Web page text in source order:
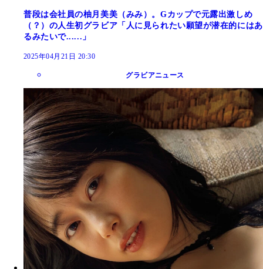
普段は会社員の柚月美美（みみ）。Gカップで元露出激しめ
（？）の人生初グラビア「人に見られたい願望が潜在的にはあ
るみたいで......」
2025年04月21日 20:30
グラビアニュース